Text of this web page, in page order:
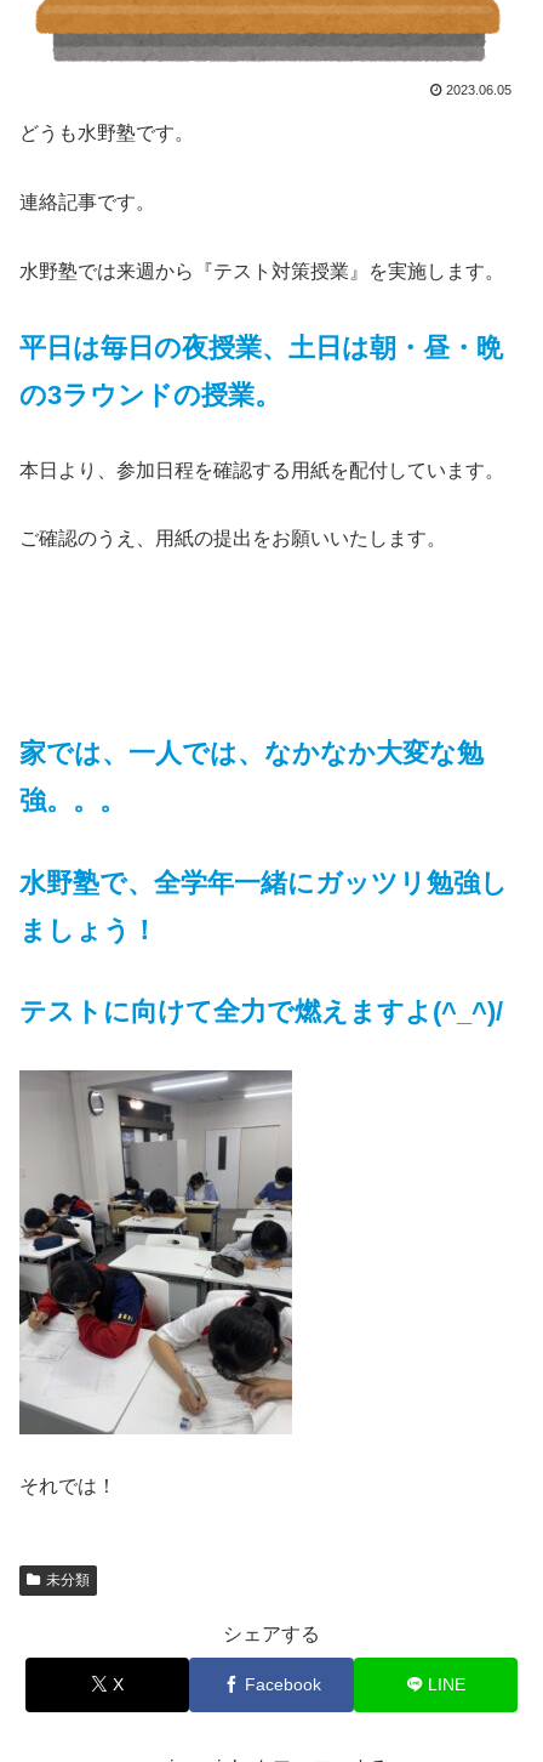
2023.06.05
どうも水野塾です。
連絡記事です。
水野塾では来週から『テスト対策授業』を実施します。
平日は毎日の夜授業、土日は朝・昼・晩
の3ラウンドの授業。
本日より、参加日程を確認する用紙を配付しています。
ご確認のうえ、用紙の提出をお願いいたします。
家では、一人では、なかなか大変な勉
強。。。
水野塾で、全学年一緒にガッツリ勉強し
ましょう！
テストに向けて全力で燃えますよ(^_^)/
それでは！
未分類
シェアする
X Facebook LINE